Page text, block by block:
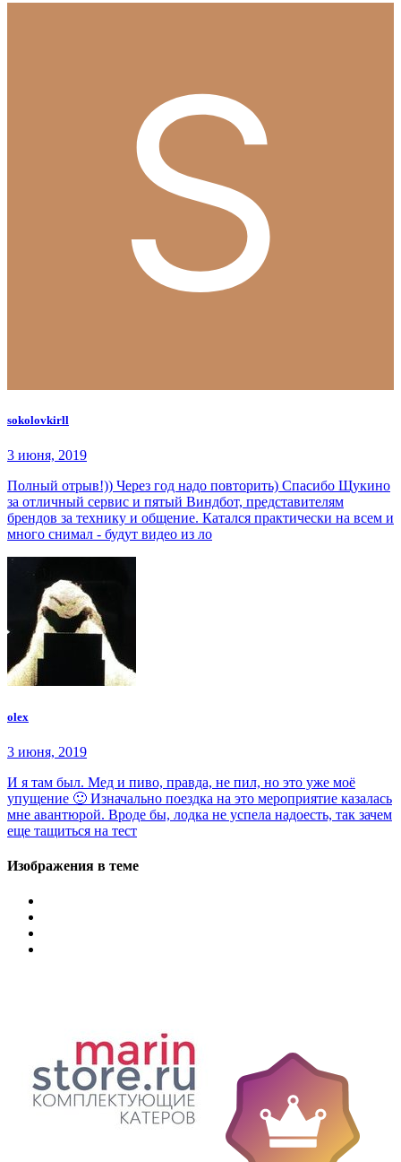
sokolovkirll
3 июня, 2019
Полный отрыв!)) Через год надо повторить) Спасибо Щукино
за отличный сервис и пятый Виндбот, представителям
брендов за технику и общение. Катался практически на всем и
много снимал - будут видео из ло
olex
3 июня, 2019
И я там был. Мед и пиво, правда, не пил, но это уже моё
упущение 🙂 Изначально поездка на это мероприятие казалась
мне авантюрой. Вроде бы, лодка не успела надоесть, так зачем
еще тащиться на тест
Изображения в теме